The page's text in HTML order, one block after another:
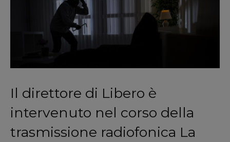
Il direttore di Libero è
intervenuto nel corso della
trasmissione radiofonica La